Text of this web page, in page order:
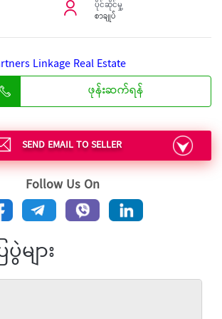
ပိုင်ဆိုင်မှု့
စာချုပ်
Linkage Real Estate
ဖုန်းဆက်ရန်
SEND EMAIL TO SELLER
Follow Us On
များ